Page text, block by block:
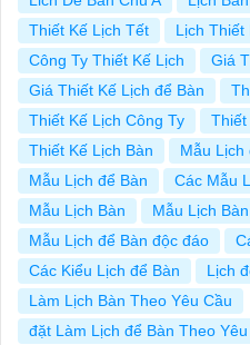
Thiết Kế Lịch Tết
Lịch Thiết
Công Ty Thiết Kế Lịch
Giá
Giá Thiết Kế Lịch để Bàn
Thiết Kế Lịch Công Ty
Thiết
Thiết Kế Lịch Bàn
Mẫu Lịch
Mẫu Lịch để Bàn
Các Mẫu
Mẫu Lịch Bàn
Mẫu Lịch
Mẫu Lịch để Bàn độc đáo
Các Kiểu Lịch để Bàn
Lịch
Làm Lịch Bàn Theo Yêu Cầu
đặt Làm Lịch để Bàn Theo Yêu